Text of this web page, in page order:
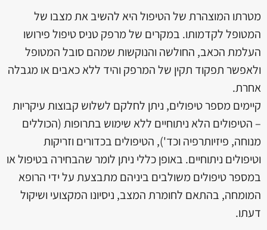
מטרתו המוצהרת של הטיפול היא להשיב את מצבו של
המטופל לקדמותו. במקרים של מרפק טניס טיפול פירושו
העלמת הכאב, החולשה והנוקשות שמהם סובל המטופל
ולאפשר תפקוד תקין של המרפק והיד ללא כאבים או מגבלה
אחרת.
קיימים מספר טיפולים, ניתן לחלקם לשלוש קבוצות עיקריות
– הטיפולים הלא ניתוחיים ללא שימוש בתרופות (הכוללים
מנוחה, פיזיותרפיה וכד'), הטיפולים בכדורים וזריקות
וטיפולים ניתוחיים. באופן כללי ניתן לומר שהבחירה בטיפול או
במספר טיפולים משולבים ביניהם מתבצעת על ידי הרופא
המומחה, בהתאם לחומרת המצב, ניסיונו המקצועי ושיקול
דעתו.